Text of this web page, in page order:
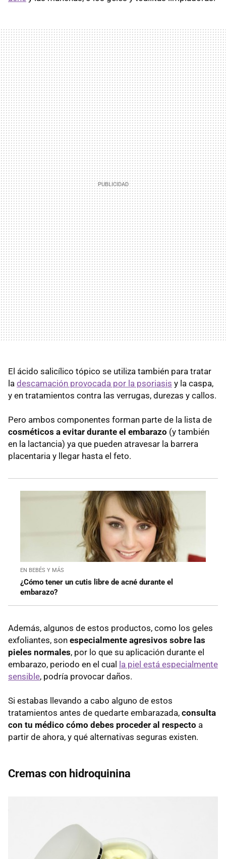
El ácido salicílico tópico se utiliza también para tratar
la descamación provocada por la psoriasis y la caspa,
y en tratamientos contra las verrugas, durezas y callos.
Pero ambos componentes forman parte de la lista de
cosméticos a evitar durante el embarazo (y también
en la lactancia) ya que pueden atravesar la barrera
placentaria y llegar hasta el feto.
EN BEBÉS Y MÁS
¿Cómo tener un cutis libre de acné durante el
embarazo?
Además, algunos de estos productos, como los geles
exfoliantes, son especialmente agresivos sobre las
pieles normales, por lo que su aplicación durante el
embarazo, periodo en el cual la piel está especialmente
sensible, podría provocar daños.
Si estabas llevando a cabo alguno de estos
tratamientos antes de quedarte embarazada, consulta
con tu médico cómo debes proceder al respecto a
partir de ahora, y qué alternativas seguras existen.
Cremas con hidroquinina